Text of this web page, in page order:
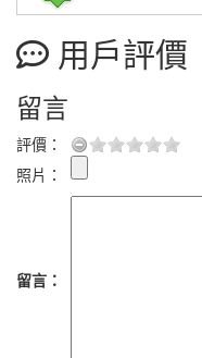
用戶評價
留言
評價：
照片：
留言：